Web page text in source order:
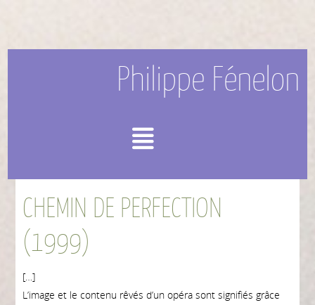
Philippe Fénelon
CHEMIN DE PERFECTION
(1999)
[…]
L’image et le contenu rêvés d’un opéra sont signifiés grâce